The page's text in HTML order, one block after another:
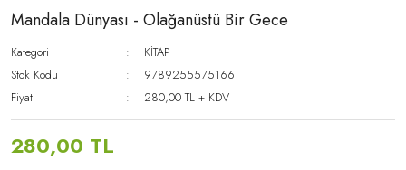
Mandala Dünyası - Olağanüstü Bir Gece
Kategori
KİTAP
Stok Kodu
9789255575166
Fiyat
280,00 TL + KDV
280,00 TL